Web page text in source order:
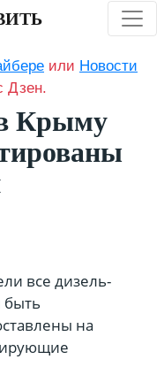
или Новости
Дзен.
Крыму
все дизель-
на